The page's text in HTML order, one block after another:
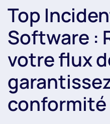
Top
Software :
votre flux
conformité